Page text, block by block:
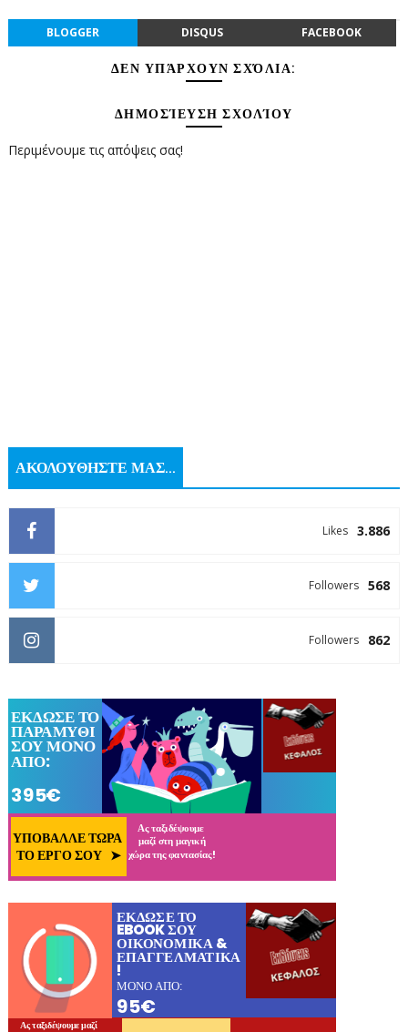
BLOGGER DISQUS FACEBOOK
ΔΕΝ ΥΠΆΡΧΟΥΝ ΣΧΌΛΙΑ:
ΔΗΜΟΣΊΕΥΣΗ ΣΧΟΛΊΟΥ
Περιμένουμε τις απόψεις σας!
ΑΚΟΛΟΥΘΗΣΤΕ ΜΑΣ...
3.886
Likes
568
Followers
862
Followers